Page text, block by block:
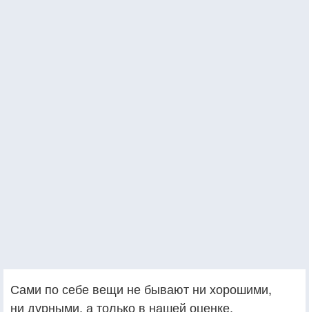
Сами по себе вещи не бывают ни хорошими,
ни дурными, а только в нашей оценке.